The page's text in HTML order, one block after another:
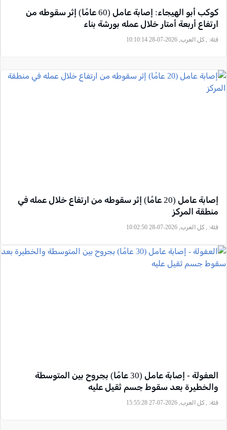
كوكب أبو الهيجاء: إصابة عامل (60 عامًا) إثر سقوطه من
ارتفاع أربعة أمتار خلال عمله بورشة بناء
فئة: , كل العرب, 2026-07-28 10:10:14
إصابة عامل (20 عامًا) إثر سقوطه من ارتفاع خلال عمله في
منطقة المركز
فئة: , كل العرب, 2026-07-28 10:02:50
العفولة - إصابة عامل (30 عامًا) بجروح بين المتوسطة
والخطيرة بعد سقوط جسم ثقيل عليه
فئة: , كل العرب, 2026-07-27 15:55:28